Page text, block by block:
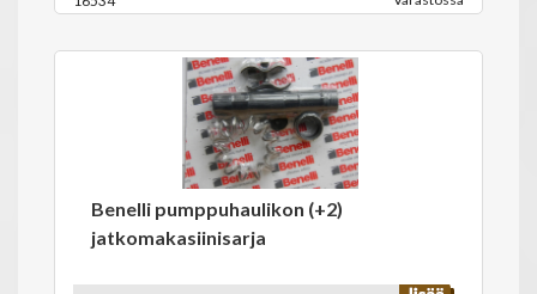
Benelli pumppuhaulikon (+2)
jatkomakasiinisarja